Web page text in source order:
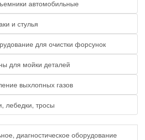
автомобильные
и стулья
для очистки форсунок
для мойки деталей
выхлопных газов
лебедки, тросы
диагностическое оборудование